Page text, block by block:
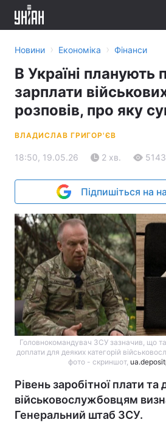
Новини › Економіка › Фінанси
В Україні планують
зарплати
розповів, про яку
ВЛАДИСЛАВ ГРИГОР'ЄВ
18:50, 19.05.26 2 хв. 5143
Підпишіться на
Головнокомандувач ЗСУ зазначив, що
доплати для деяких категорій
фото - скриншот,
Рівень заробітної плати та
військовослужбовцям
Генеральний штаб ЗСУ.